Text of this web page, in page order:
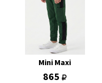
Mini Maxi
865